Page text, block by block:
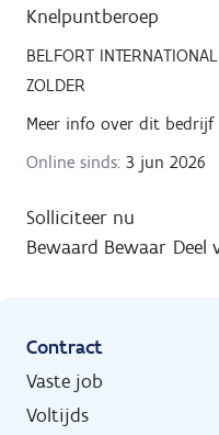
a
r
Knelpuntberoep
BELFORT INTERNATIONAL
ZOLDER
Meer info over dit bedrijf
Online sinds: 3 jun 2026
Solliciteer nu
Bewaard Bewaar Deel
Contract
Vaste job
Voltijds